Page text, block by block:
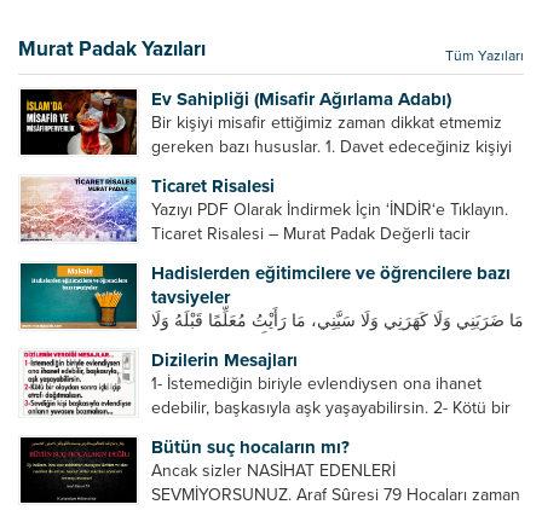
Murat Padak Yazıları Tüm Yazıları
Ev Sahipliği (Misafir Ağırlama Adabı)
Bir kişiyi misafir ettiğimiz zaman dikkat etmemiz
gereken bazı hususlar. 1. Davet edeceğiniz kişiyi
önce, bir hafta önce veya gün içinde davet edin....
Ticaret Risalesi
Yazıyı PDF Olarak İndirmek İçin ‘İNDİR‘e Tıklayın.
Ticaret Risalesi – Murat Padak Değerli tacir
ticaret yapmaktır. Peygamber efendimiz de ticaret
yapmıştır. Hz. Hatice...
Hadislerden eğitimcilere ve öğrencilere bazı
tavsiyeler
مَا ضَرَبَنِي وَلَا كَهَرَنِي وَلَا سَبَّنِي، مَا رَأَيْتُ مُعَلِّمًا قَبْلَهُ وَلَا
ve sellem beni dövmedi, azarlamadı ve bana
sövmedi. Ben ne ondan önce...
Dizilerin Mesajları
1- İstemediğin biriyle evlendiysen ona ihanet
edebilir, başkasıyla aşk yaşayabilirsin. 2- Kötü bir
Sevdiğin kişi başkasıyla evlendiyse onların
yuvasını bozmalısın. 4- Hiçbir dizide...
Bütün suç hocaların mı?
Ancak sizler NASİHAT EDENLERİ
SEVMİYORSUNUZ. Araf Sûresi 79 Hocaları zaman